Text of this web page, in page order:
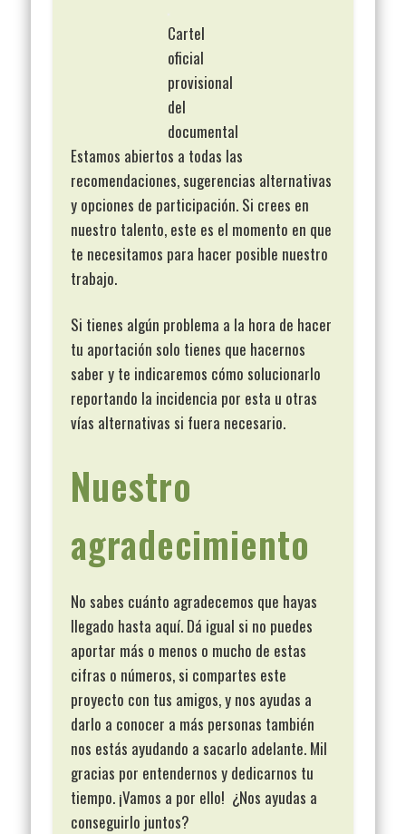
Cartel
oficial
provisional
del
documental
Estamos abiertos a todas las
recomendaciones, sugerencias alternativas
y opciones de participación. Si crees en
nuestro talento, este es el momento en que
te necesitamos para hacer posible nuestro
trabajo.
Si tienes algún problema a la hora de hacer
tu aportación solo tienes que hacernos
saber y te indicaremos cómo solucionarlo
reportando la incidencia por esta u otras
vías alternativas si fuera necesario.
Nuestro
agradecimiento
No sabes cuánto agradecemos que hayas
llegado hasta aquí. Dá igual si no puedes
aportar más o menos o mucho de estas
cifras o números, si compartes este
proyecto con tus amigos, y nos ayudas a
darlo a conocer a más personas también
nos estás ayudando a sacarlo adelante. Mil
gracias por entendernos y dedicarnos tu
tiempo. ¡Vamos a por ello! ¿Nos ayudas a
conseguirlo juntos?